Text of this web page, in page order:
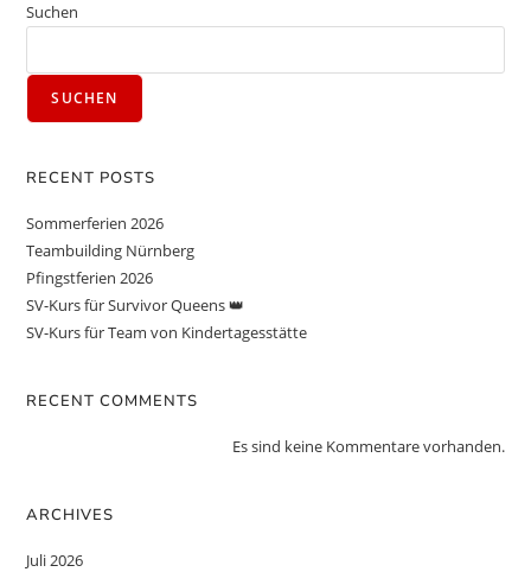
Suchen
SUCHEN
RECENT POSTS
Sommerferien 2026
Teambuilding Nürnberg
Pfingstferien 2026
SV-Kurs für Survivor Queens 👑
SV-Kurs für Team von Kindertagesstätte
RECENT COMMENTS
Es sind keine Kommentare vorhanden.
ARCHIVES
Juli 2026